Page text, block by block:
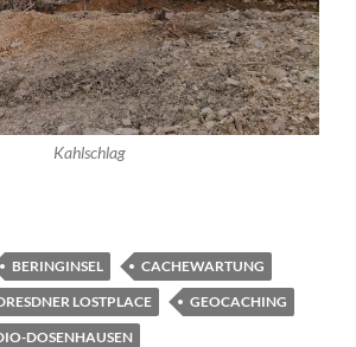
Kahlschlag
BERINGINSEL
CACHEWARTUNG
LOSTPLACE
GEOCACHING
DOSENHAUSEN